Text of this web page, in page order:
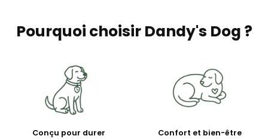
Pourquoi choisir Dandy's Dog ?
Conçu pour durer
Confort et bien-être